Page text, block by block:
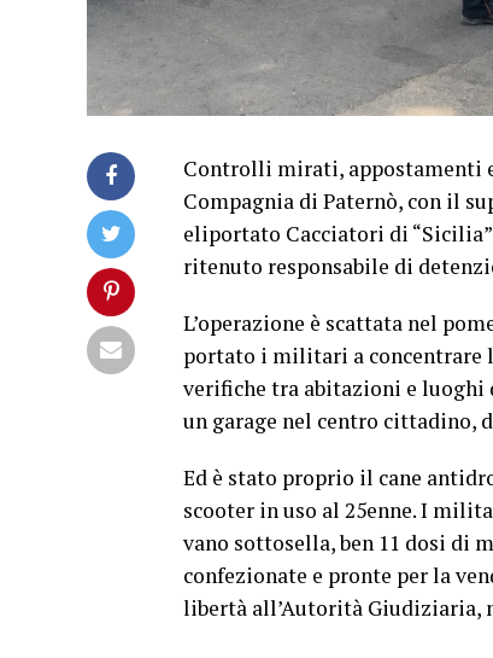
Controlli mirati, appostamenti
Compagnia di Paternò, con il
eliportato Cacciatori di
ritenuto responsabile di
L’operazione è scattata nel
portato i militari a concentrare
verifiche tra abitazioni e
un garage nel centro cittadino,
Ed è stato proprio il cane
scooter in uso al 25enne. I
vano sottosella, ben 11 dosi di
confezionate e pronte per la
libertà all’Autorità Giudiziaria,